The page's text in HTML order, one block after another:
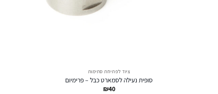
ציוד לפתיחת סתימות
סופית נעילה לסמארט כבל – פרימיום
₪40